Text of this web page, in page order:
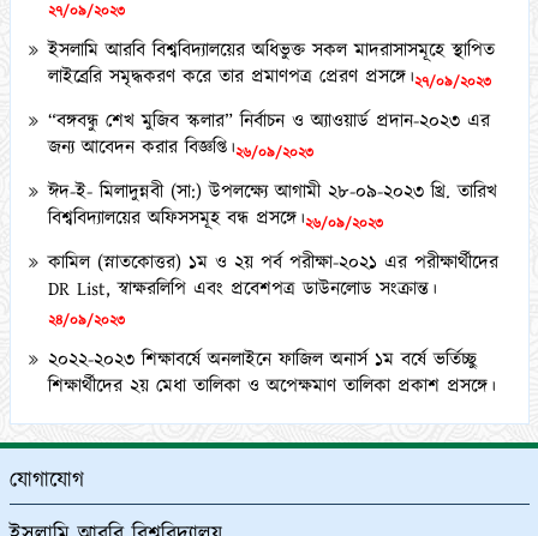
ইসলামি আরবি বিশ্ববিদ্যালয়ের অধিভুক্ত সকল মাদরাসাসমূহে স্থাপিত
লাইব্রেরি সমৃদ্ধকরণ করে তার প্রমাণপত্র প্রেরণ প্রসঙ্গে।২৭/০৯/২০২৩
“বঙ্গবন্ধু শেখ মুজিব স্কলার” নির্বাচন ও অ্যাওয়ার্ড প্রদান-২০২৩ এর
জন্য আবেদন করার বিজ্ঞপ্তি। ২৬/০৯/২০২৩
ঈদ-ই- মিলাদুন্নবী (সা:) উপলক্ষ্যে আগামী ২৮-০৯-২০২৩ খ্রি. তারিখ
বিশ্ববিদ্যালয়ের অফিসসমূহ বন্ধ প্রসঙ্গে।২৬/০৯/২০২৩
কামিল (স্নাতকোত্তর) ১ম ও ২য় পর্ব পরীক্ষা-২০২১ এর পরীক্ষার্থীদের
DR List, স্বাক্ষরলিপি এবং প্রবেশপত্র ডাউনলোড সংক্রান্ত।
২৪/০৯/২০২৩
২০২২-২০২৩ শিক্ষাবর্ষে অনলাইনে ফাজিল অনার্স ১ম বর্ষে ভর্তিচ্ছু
শিক্ষার্থীদের ২য় মেধা তালিকা ও অপেক্ষমাণ তালিকা প্রকাশ প্রসঙ্গে।
২১/০৯/২০২৩
কামিল মাস্টার্স (১ বছর মেয়াদী) পরীক্ষা-২০২১ এর কেন্দ্র তালিকা
কামিল (স্নাতকোত্তর) ১ম ও ২য় পর্ব পরীক্ষা-২০২১ এর অলিখিত
উত্তরপত্র বিতরণ প্রসঙ্গে।
যোগাযোগ